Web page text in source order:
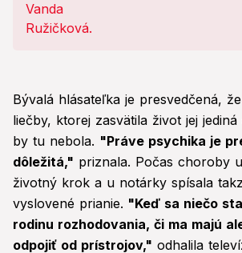
Bývalá hlásateľka je presvedčená,
liečby, ktorej zasvätila život jej
by tu nebola. "Práve psychika je
dôležitá," priznala. Počas choroby
životný krok a u notárky spísala
vyslovené prianie. "Keď sa niečo
rodinu rozhodovania, či ma majú
odpojiť od prístrojov," odhalila